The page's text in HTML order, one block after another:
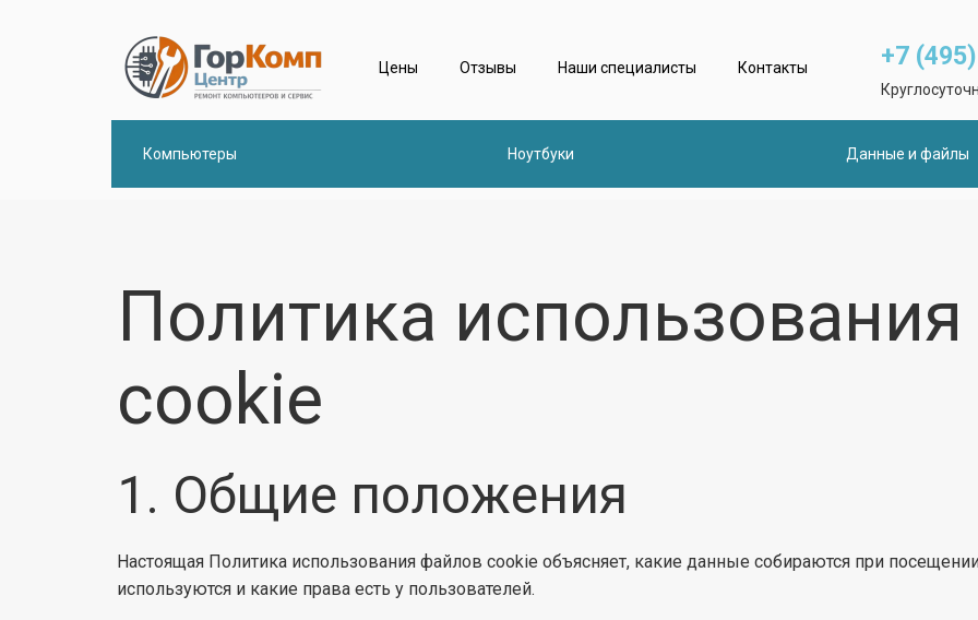
Цены Отзывы Наши специалисты Контакты +7
Компьютеры Ноутбуки Данные и файлы
Политика
cookie
1. Общие положения
Настоящая Политика использования файлов cookie объясняет, какие данные собираются при
используются и какие права есть у пользователей.